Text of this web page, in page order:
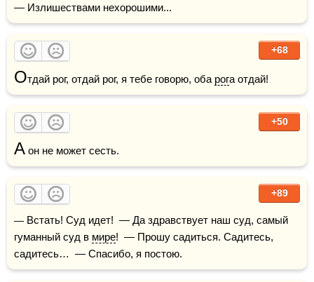
— Излишествами нехорошими...
+68
Отдай рог, отдай рог, я тебе говорю, оба рога отдай!
+50
А он не может сесть.
+89
— Встать! Суд идет!  — Да здравствует наш суд, самый
гуманный суд в мире!  — Прошу садиться. Садитесь,
садитесь…  — Спасибо, я постою.